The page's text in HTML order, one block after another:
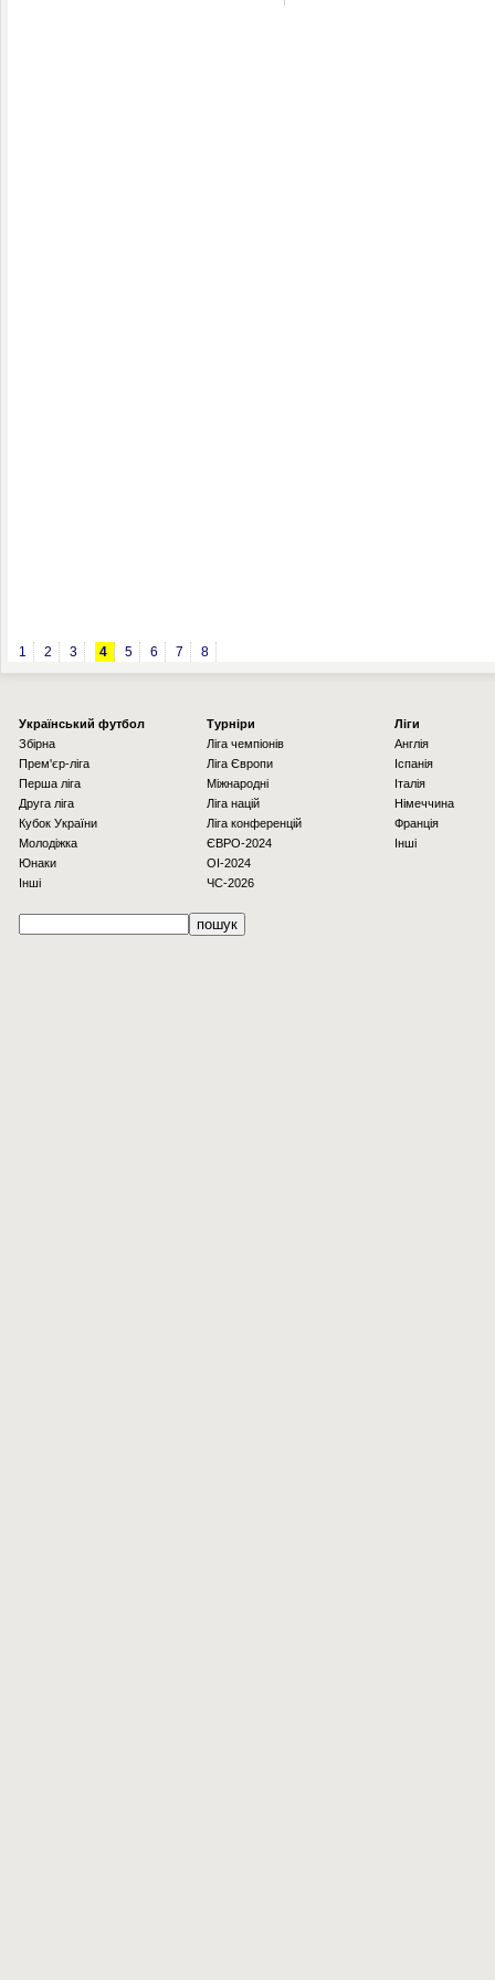
1 2 3 4 5 6 7 8
Українcький футбол
Збірна
Прем'єр-ліга
Перша ліга
Друга ліга
Кубок України
Молодіжка
Юнаки
Інші
Турніри
Ліга чемпіонів
Ліга Європи
Міжнародні
Ліга націй
Ліга конференцій
ЄВРО-2024
OI-2024
ЧС-2026
Ліги
Англія
Іспанія
Італія
Німеччина
Франція
Інші